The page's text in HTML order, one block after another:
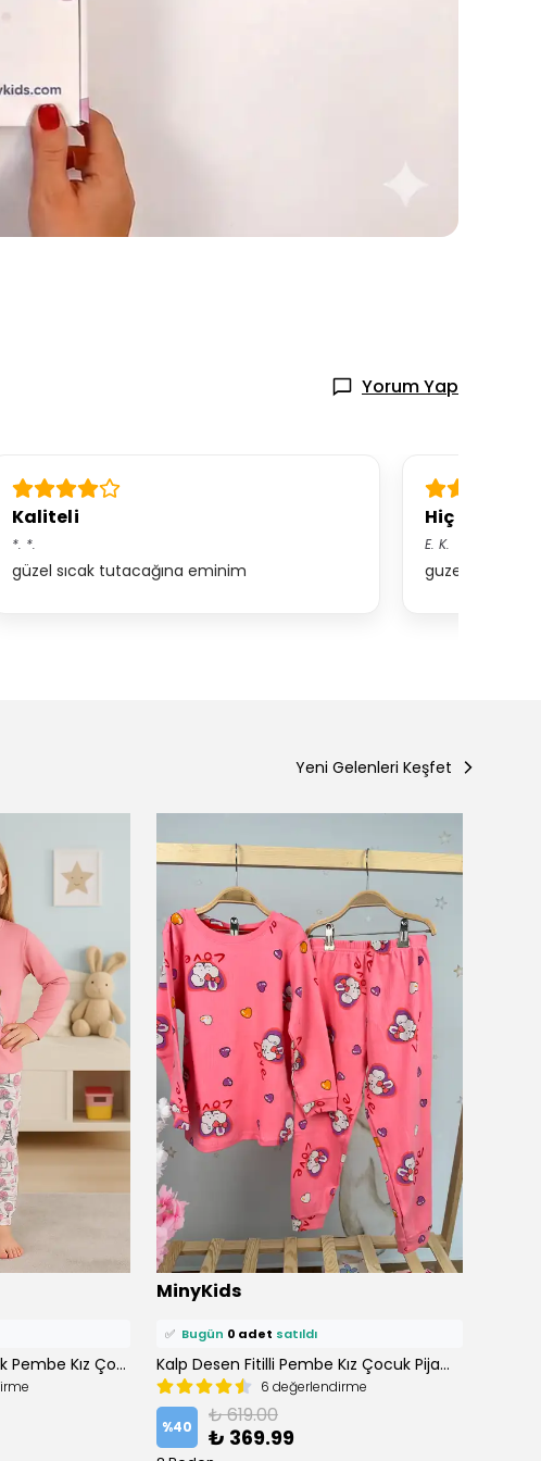
Yorum Yap
Kaliteli
*. *.
güzel sıcak tutacağına eminim
Hiç
E. K.
guzel kaliteli
Yeni Gelenleri Keşfet
Paris Desen %100 Pamuk Pembe Kız Çocuk Pijama Takım
MinyKids
⭐️ Bu ürünü1 kişifavoriledi!
0 kişi
✅ Bugün 0 adet satıldı
Kalp Desen Fitilli Pembe Kız Çocuk Pijama Takım
6 değerlendirme
%40 ₺ 619.00
₺ 369.99